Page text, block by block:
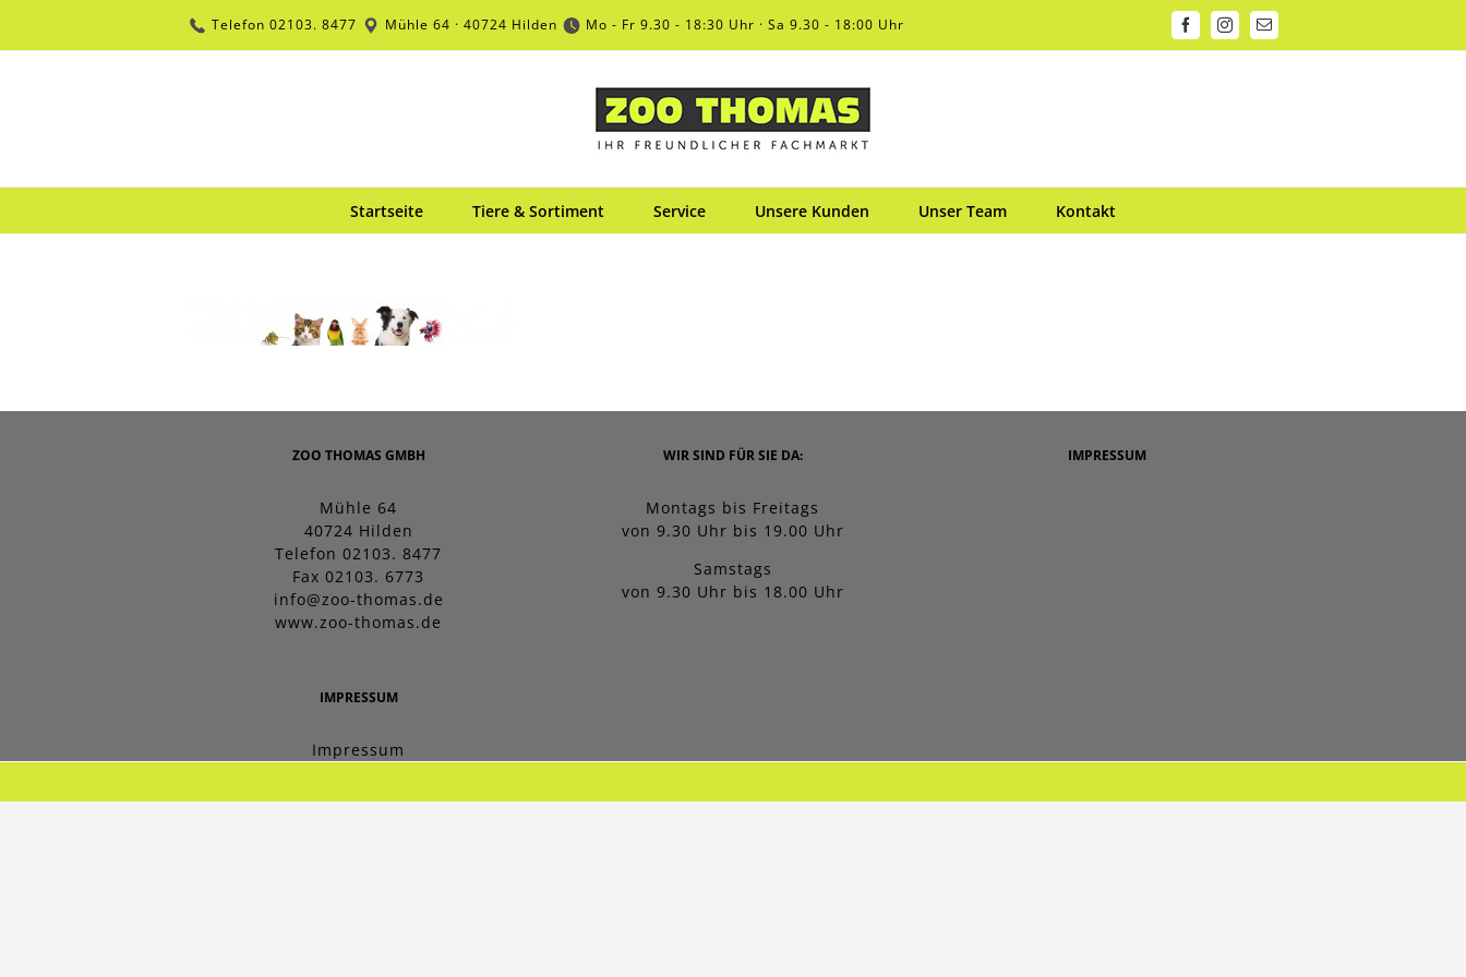
springen
Telefon 02103. 8477 Mühle 64 · 40724 Hilden Mo - Fr 9.30 - 18:30 Uhr · Sa 9.30 - 18:00 Uhr FacebookInstagram
E-
Startseite Tiere & Sortiment Service Unsere Kunden Unser Team Kontakt
ZOO THOMAS GMBH
Mühle 64
40724 Hilden
Telefon 02103. 8477
Fax 02103. 6773
info@zoo-thomas.de
www.zoo-thomas.de
IMPRESSUM
Impressum
WIR SIND FÜR SIE DA:
Montags bis Freitags
von 9.30 Uhr bis 19.00 Uhr
Samstags
von 9.30 Uhr bis 18.00 Uhr
IMPRESSUM